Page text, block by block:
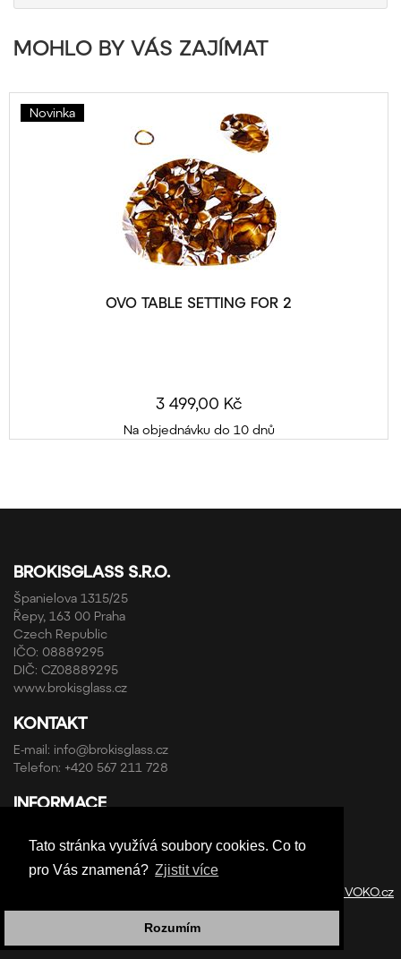
Tato stránka využívá soubory cookies. Co to
pro Vás znamená? Zjistit více
Rozumím
MOHLO BY VÁS ZAJÍMAT
Novinka
OVO TABLE SETTING FOR 2
3 499,00 Kč
Na objednávku do 10 dnů
BROKISGLASS S.R.O.
Španielova 1315/25
Řepy, 163 00 Praha
Czech Republic
IČO: 08889295
DIČ: CZ08889295
www.brokisglass.cz
KONTAKT
E-mail: info@brokisglass.cz
Telefon: +420 567 211 728
INFORMACE
Ochrana osobních údajů
StudioVOKO.cz